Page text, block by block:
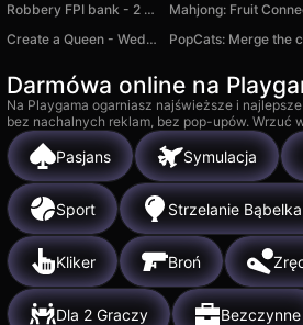
Robbery FPI bank - 2 Players
Mahjong: Fruit
Create a Queen - Wednesday Salon
Darmówa online na
Na Playgama ogarniasz najświeższe i
bez nachalnych reklam, bez pop-upów. Wrzuć
Pasjans Symulacja
Sport Strzelanie
Kliker Broń
Dla 2 Graczy Bezczynne